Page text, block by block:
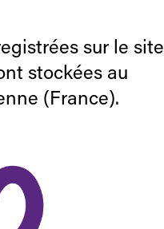
sur le site
stockées au
(France).